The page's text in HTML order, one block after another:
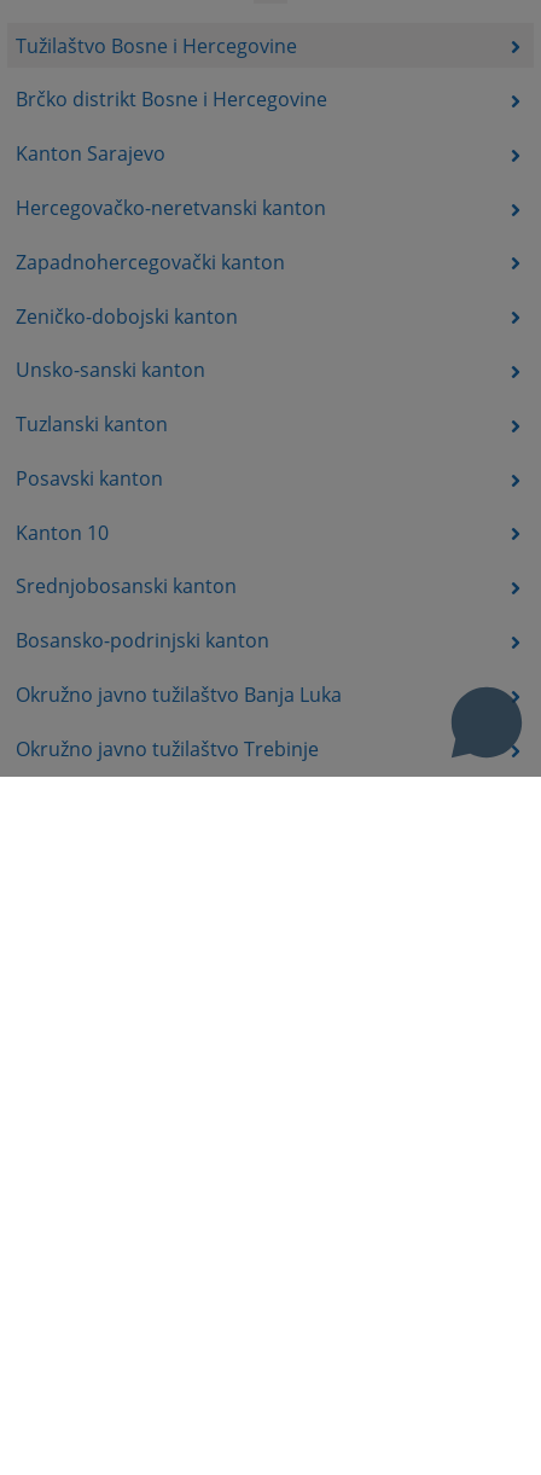
Tužilaštvo Bosne i Hercegovine
Brčko distrikt Bosne i Hercegovine
Kanton Sarajevo
Hercegovačko-neretvanski kanton
Zapadnohercegovački kanton
Zeničko-dobojski kanton
Unsko-sanski kanton
Tuzlanski kanton
Posavski kanton
Kanton 10
Srednjobosanski kanton
Bosansko-podrinjski kanton
Okružno javno tužilaštvo Banja Luka
Okružno javno tužilaštvo Trebinje